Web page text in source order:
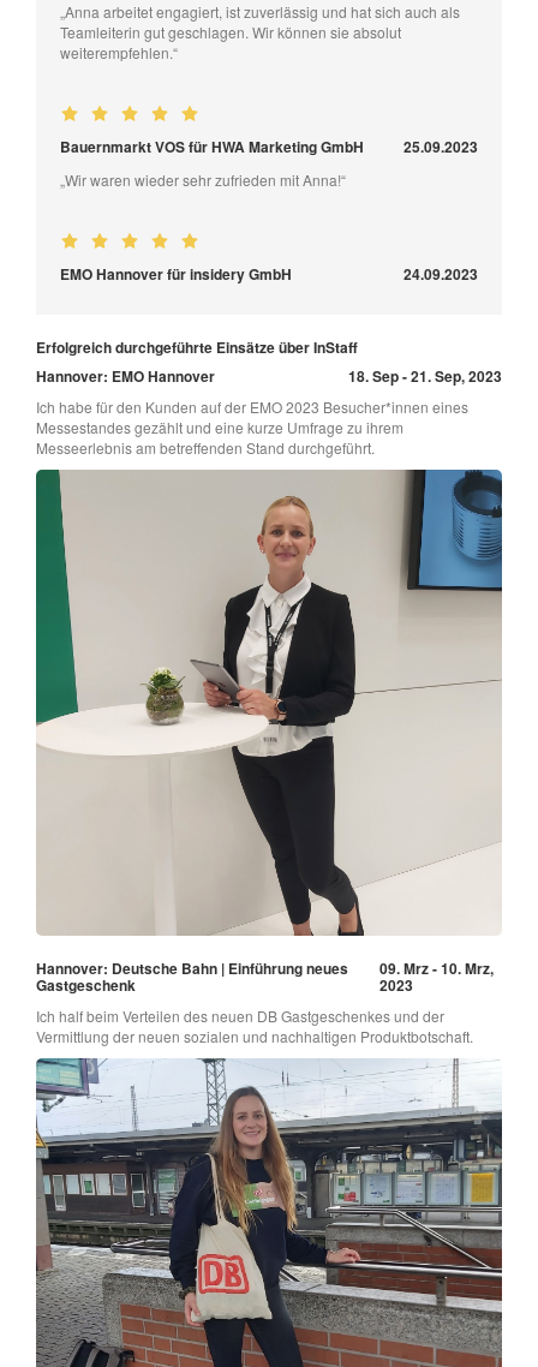
„Anna arbeitet engagiert, ist zuverlässig und hat sich auch als
Teamleiterin gut geschlagen. Wir können sie absolut
weiterempfehlen.“
Bauernmarkt VOS für HWA Marketing GmbH 25.09.2023
„Wir waren wieder sehr zufrieden mit Anna!“
EMO Hannover für insidery GmbH 24.09.2023
Erfolgreich durchgeführte Einsätze über InStaff
Hannover: EMO Hannover
18. Sep - 21. Sep, 2023
Ich habe für den Kunden auf der EMO 2023 Besucher*innen eines
Messestandes gezählt und eine kurze Umfrage zu ihrem
Messeerlebnis am betreffenden Stand durchgeführt.
Hannover: Deutsche Bahn | Einführung neues
Gastgeschenk
09. Mrz - 10. Mrz,
2023
Ich half beim Verteilen des neuen DB Gastgeschenkes und der
Vermittlung der neuen sozialen und nachhaltigen Produktbotschaft.